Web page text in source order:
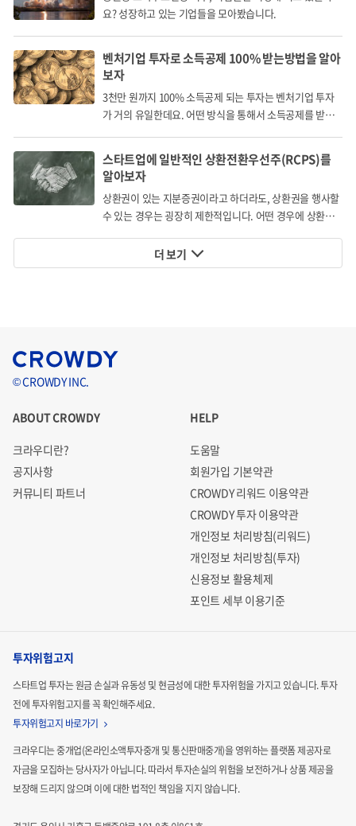
요? 성장하고 있는 기업들을 모아봤습니다.
벤처기업 투자로 소득공제 100% 받는방법을 알아
보자
3천만 원까지 100% 소득공제 되는 투자는 벤처기업 투자
가 거의 유일한데요. 어떤 방식을 통해서 소득공제를 받게
스타트업에 일반적인 상환전환우선주(RCPS)를
알아보자
상환권이 있는 지분증권이라고 하더라도, 상환권을 행사할
수 있는 경우는 굉장히 제한적입니다. 어떤 경우에 상환권
더 보기
© CROWDY INC.
ABOUT CROWDY
크라우디란?
공지사항
커뮤니티 파트너
HELP
도움말
회원가입 기본약관
CROWDY 리워드 이용약관
CROWDY 투자 이용약관
개인정보 처리방침(리워드)
개인정보 처리방침(투자)
신용정보 활용체제
포인트 세부 이용기준
투자위험고지
스타트업 투자는 원금 손실과 유동성 및 현금성에 대한 투자위험을 가지고 있습니다.투자
전에 투자위험고지를 꼭 확인해주세요.
투자위험고지 바로가기
크라우디는 중개업(온라인소액투자중개 및 통신판매중개)을 영위하는 플랫폼 제공자로
자금을 모집하는당사자가 아닙니다. 따라서 투자손실의 위험을 보전하거나 상품 제공을
보장해 드리지 않으며 이에 대한 법적인 책임을 지지 않습니다.